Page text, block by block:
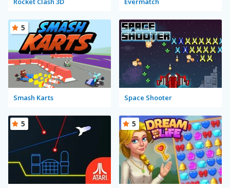
Smash Karts
5
Space Shooter
5 5